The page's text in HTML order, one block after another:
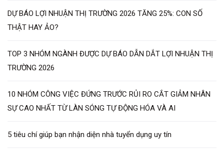
DỰ BÁO LỢI NHUẬN THỊ TRƯỜNG 2026 TĂNG 25%: CON SỐ
THẬT HAY ẢO?
TOP 3 NHÓM NGÀNH ĐƯỢC DỰ BÁO DẪN DẮT LỢI NHUẬN THỊ
TRƯỜNG 2026
10 NHÓM CÔNG VIỆC ĐỨNG TRƯỚC RỦI RO CẮT GIẢM NHÂN
SỰ CAO NHẤT TỪ LÀN SÓNG TỰ ĐỘNG HÓA VÀ AI
5 tiêu chí giúp bạn nhận diện nhà tuyển dụng uy tín